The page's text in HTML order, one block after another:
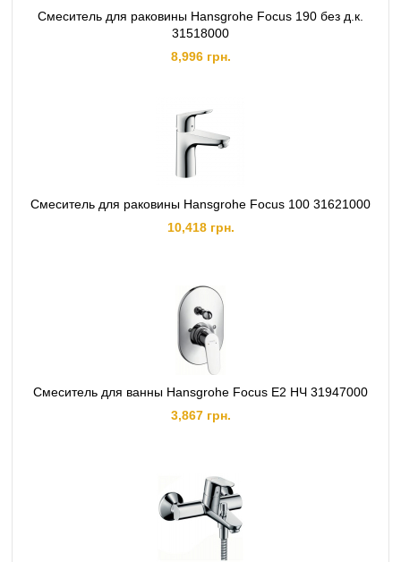
Смеситель для раковины Hansgrohe Focus 190 без д.к.
31518000
8,996 грн.
Смеситель для раковины Hansgrohe Focus 100 31621000
10,418 грн.
Смеситель для ванны Hansgrohe Focus E2 НЧ 31947000
3,867 грн.